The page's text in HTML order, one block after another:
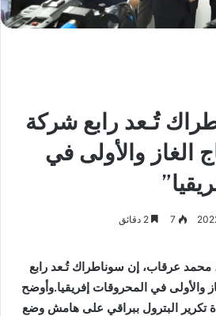
تُـعد رابع شركة
الغاز والأولى في
7
محمد عرقاب، إن سوناطراك تُـعد رابع
والأولى في المحروقات إفريقيا.وأوضح
تكرير البترول ببراقي على هامش وضع